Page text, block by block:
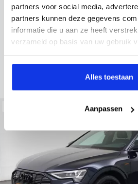
partners voor social media,
partners kunnen deze gegevens
informatie die u aan ze heeft
verzameld op basis van uw gebruik
Alles toestaan
Aanpassen
34.998 km 437 km actieradius
electronic climate controle
Kopen
36.895,-
Private
793,-